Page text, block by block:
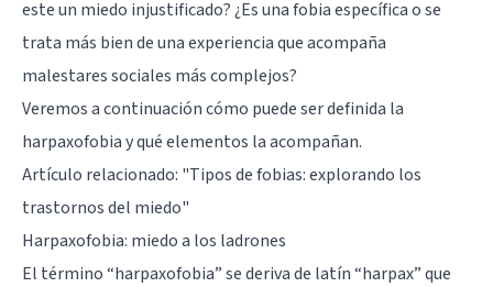
este un miedo injustificado? ¿Es una fobia específica o se
trata más bien de una experiencia que acompaña
malestares sociales más complejos?
Veremos a continuación cómo puede ser definida la
harpaxofobia y qué elementos la acompañan.
Artículo relacionado: "Tipos de fobias: explorando los
trastornos del miedo"
Harpaxofobia: miedo a los ladrones
El término “harpaxofobia” se deriva de latín “harpax” que